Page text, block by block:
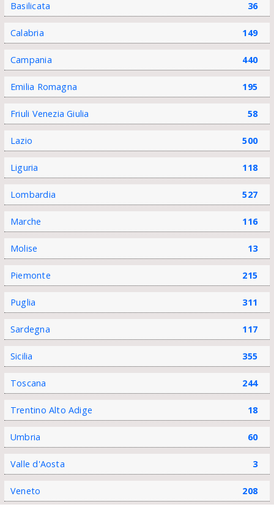
Basilicata 36
Calabria 149
Campania 440
Emilia Romagna 195
Friuli Venezia Giulia 58
Lazio 500
Liguria 118
Lombardia 527
Marche 116
Molise 13
Piemonte 215
Puglia 311
Sardegna 117
Sicilia 355
Toscana 244
Trentino Alto Adige 18
Umbria 60
Valle d'Aosta 3
Veneto 208